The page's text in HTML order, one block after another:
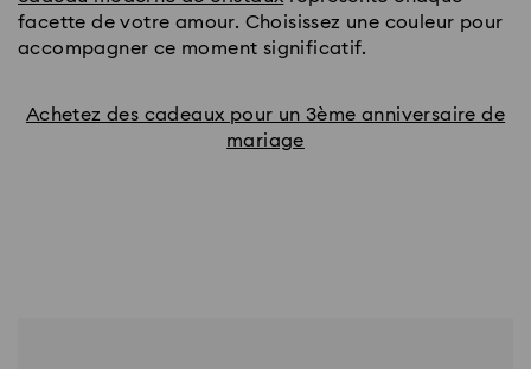
facette de votre amour. Choisissez une couleur pour
accompagner ce moment significatif.
Achetez des cadeaux pour un 3ème anniversaire de
mariage